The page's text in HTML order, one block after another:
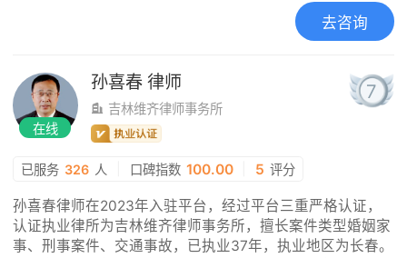
去咨询
在线
孙喜春 律师
吉林维齐律师事务所
7
已服务 326 人 口碑指数 100.00 5 评分
孙喜春律师在2023年入驻平台，经过平台三重严格认证，
认证执业律所为吉林维齐律师事务所，擅长案件类型婚姻家
事、刑事案件、交通事故，已执业37年，执业地区为长春。